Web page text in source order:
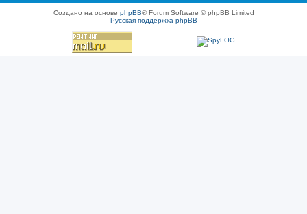
Создано на основе phpBB® Forum Software © phpBB Limited
Русская поддержка phpBB